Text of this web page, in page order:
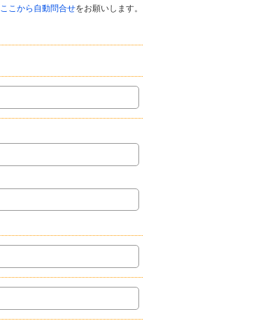
ここから自動問合せをお願いします。